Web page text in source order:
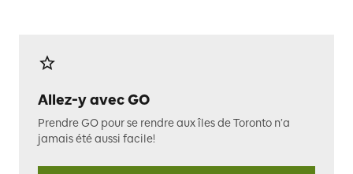
Allez-y avec GO
Prendre GO pour se rendre aux îles de Toronto n’a
jamais été aussi facile!